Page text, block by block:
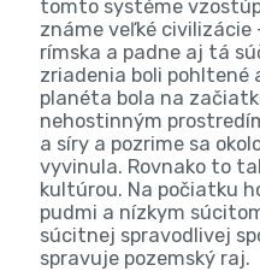
tomto systéme
známe veľké civilizácie
rímska a padne aj tá
zriadenia boli pohltené
planéta bola na
nehostinným
a síry a pozrime sa
vyvinula. Rovnako to
kultúrou. Na počiatku
pudmi a nízkym
súcitnej spravodlivej
spravuje pozemský raj.